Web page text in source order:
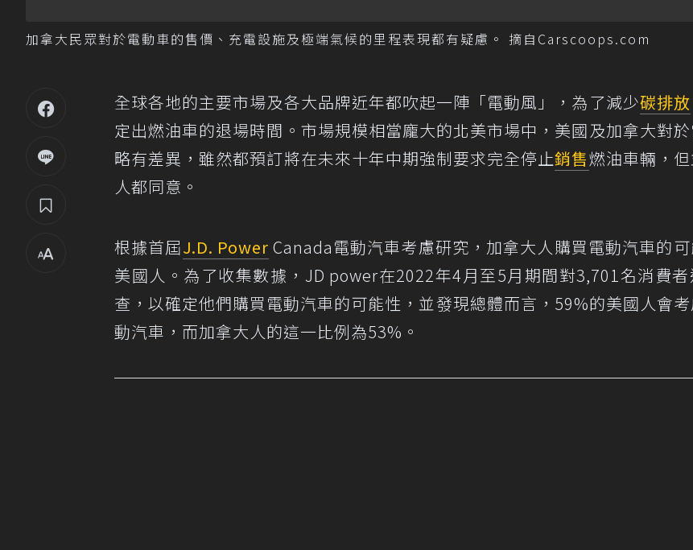
加拿大民眾對於電動車的售價、充電設施及極端氣候的里程表現都有疑慮。 摘自Carscoops.com
全球各地的主要市場及各大品牌近年都吹起一陣「電動風」，為了減少碳排放
定出燃油車的退場時間。市場規模相當龐大的北美市場中，美國及加拿大對
略有差異，雖然都預訂將在未來十年中期強制要求完全停止銷售燃油車輛，
人都同意。
根據首屆J.D. Power Canada電動汽車考慮研究，加拿大人購買電動汽車的
美國人。為了收集數據，JD power在2022年4月至5月期間對3,701名消費者
查，以確定他們購買電動汽車的可能性，並發現總體而言，59%的美國人會
動汽車，而加拿大人的這一比例為53%。